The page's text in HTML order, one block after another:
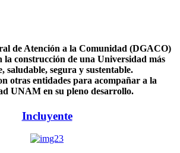
de Atención a la Comunidad (DGACO)
la construcción de una Universidad más
saludable, segura y sustentable.
otras entidades para acompañar a la
UNAM en su pleno desarrollo.
Incluyente